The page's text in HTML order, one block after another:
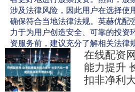
涉及法律风险，因此用户在选择使
确保符合当地法律法规。英赫优配
力于为用户创造安全、可靠的投资
资服务前，建议充分了解相关法律
在线配资
能力提升
扣非净利